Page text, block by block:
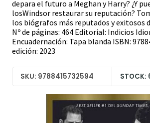
depara el futuro a Meghan y Harry? ¿Y
losWindsor restaurar su reputación?
los biógrafos más reputados y exitosos
Nº de páginas: 464 Editorial: Indicios
Encuadernación: Tapa blanda ISBN:
edición: 2023
SKU: 9788415732594 STOCK: